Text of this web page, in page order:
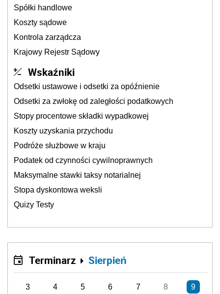
Spółki handlowe
Koszty sądowe
Kontrola zarządcza
Krajowy Rejestr Sądowy
Wskaźniki
Odsetki ustawowe i odsetki za opóźnienie
Odsetki za zwłokę od zaległości podatkowych
Stopy procentowe składki wypadkowej
Koszty uzyskania przychodu
Podróże służbowe w kraju
Podatek od czynności cywilnoprawnych
Maksymalne stawki taksy notarialnej
Stopa dyskontowa weksli
Quizy Testy
Terminarz Sierpień
3 4 5 6 7 8 9